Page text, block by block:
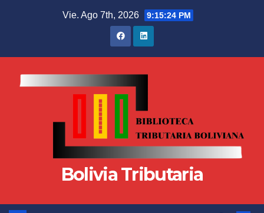
Vie. Ago 7th, 2026 9:15:25 PM
Bolivia Tributaria